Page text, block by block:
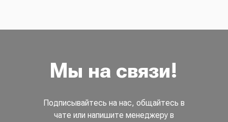
Мы на связи!
Подписывайтесь на нас, общайтесь в
чате или напишите менеджеру в